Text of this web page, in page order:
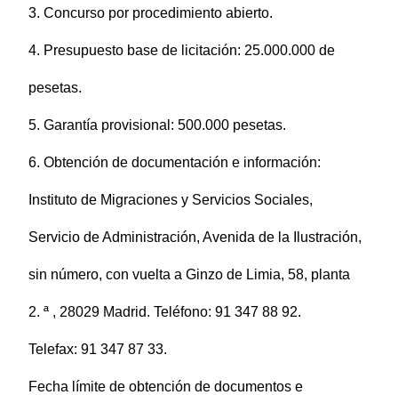
3. Concurso por procedimiento abierto.
4. Presupuesto base de licitación: 25.000.000 de
pesetas.
5. Garantía provisional: 500.000 pesetas.
6. Obtención de documentación e información:
Instituto de Migraciones y Servicios Sociales,
Servicio de Administración, Avenida de la Ilustración,
sin número, con vuelta a Ginzo de Limia, 58, planta
2. ª , 28029 Madrid. Teléfono: 91 347 88 92.
Telefax: 91 347 87 33.
Fecha límite de obtención de documentos e